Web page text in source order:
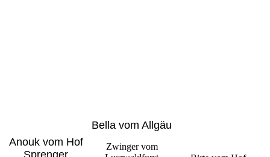
Anouk vom Hof
Bella vom Allgäu
Zwinger vom